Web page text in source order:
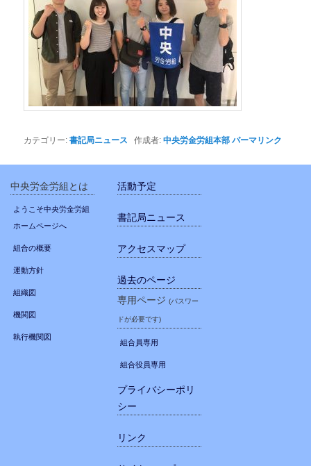
カテゴリー:書記局ニュース 作成者:中央労金労組本部 パーマリンク
中央労金労組とは
ようこそ中央労金労組
ホームページへ
組合の概要
運動方針
組織図
機関図
執行機関図
活動予定
書記局ニュース
アクセスマップ
過去のページ
専用ページ(パスワー
ドが必要です)
組合員専用
組合役員専用
プライバシーポリ
シー
リンク